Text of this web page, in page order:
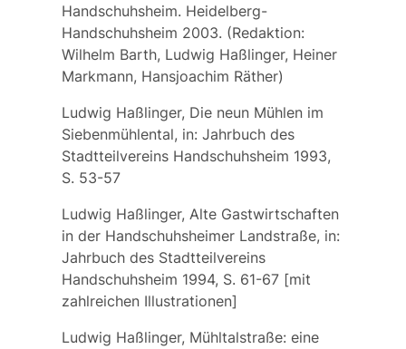
Handschuhsheim. Heidelberg-
Handschuhsheim 2003. (Redaktion:
Wilhelm Barth, Ludwig Haßlinger, Heiner
Markmann, Hansjoachim Räther)
Ludwig Haßlinger, Die neun Mühlen im
Siebenmühlental, in: Jahrbuch des
Stadtteilvereins Handschuhsheim 1993,
S. 53-57
Ludwig Haßlinger, Alte Gastwirtschaften
in der Handschuhsheimer Landstraße, in:
Jahrbuch des Stadtteilvereins
Handschuhsheim 1994, S. 61-67 [mit
zahlreichen Illustrationen]
Ludwig Haßlinger, Mühltalstraße: eine